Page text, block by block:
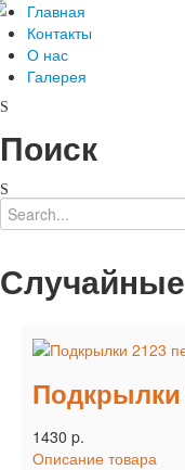
Главная
Контакты
О нас
Галерея
Поиск
Подкрылки
1430 p.
Описание товара